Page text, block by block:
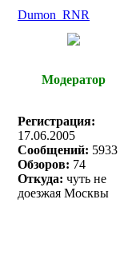
Dumon_RNR
Модератор
Регистрация:
17.06.2005
Сообщений: 5933
Обзоров: 74
Откуда: чуть не
доезжая Москвы